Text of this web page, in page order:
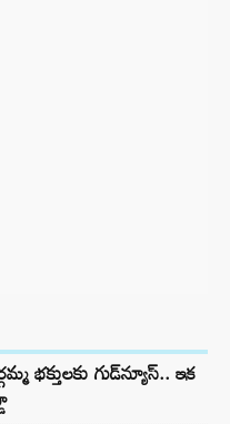
భక్తులకు గుడ్‌న్యూస్.. ఇక